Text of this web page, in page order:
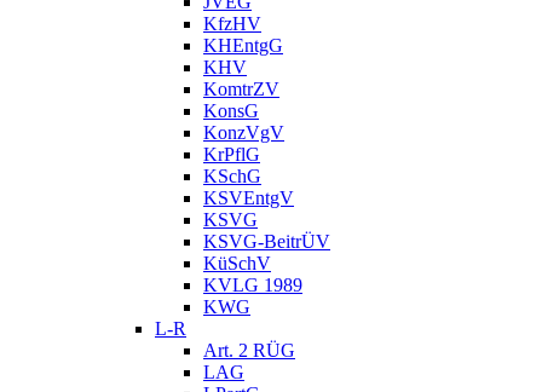
KfzHV
KHEntgG
KHV
KomtrZV
KonsG
KonzVgV
KrPflG
KSchG
KSVEntgV
KSVG
KSVG-BeitrÜV
KüSchV
KVLG 1989
KWG
L-R
Art. 2 RÜG
LAG